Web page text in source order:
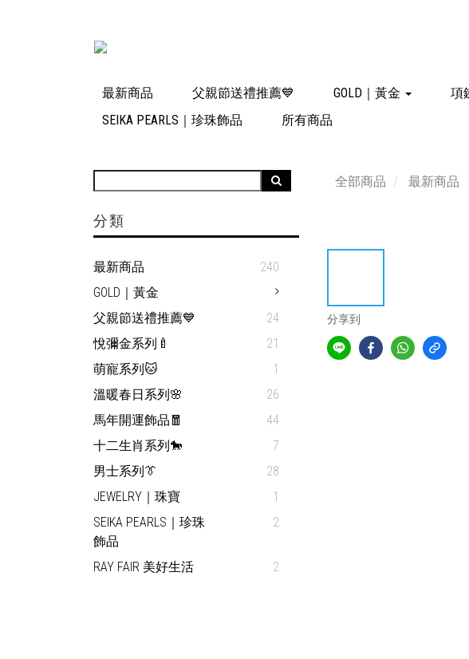
最新商品 父親節送禮推薦💙 GOLD｜黃金 項
SEIKA PEARLS｜珍珠飾品
所有商品
分類
最新商品
240
GOLD｜黃金
父親節送禮推薦💙
24
悅彌金系列🍼
21
萌寵系列🐱
1
溫暖春日系列🌸
26
馬年開運飾品🧧
44
十二生肖系列🐎
7
男士系列👔
28
JEWELRY｜珠寶
1
SEIKA PEARLS｜珍珠
飾品
2
RAY FAIR 美好生活 2
全部商品 最新商品
分享到